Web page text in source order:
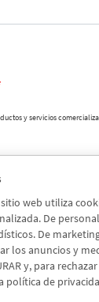
web utiliza
De
De
los anuncios y
y, para
política de
y servicios